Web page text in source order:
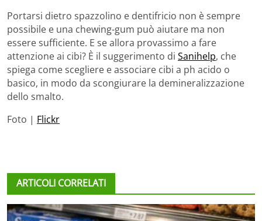
Portarsi dietro spazzolino e dentifricio non è sempre
possibile e una chewing-gum può aiutare ma non
essere sufficiente. E se allora provassimo a fare
attenzione ai cibi? È il suggerimento di Sanihelp, che
spiega come scegliere e associare cibi a ph acido o
basico, in modo da scongiurare la demineralizzazione
dello smalto.
Foto | Flickr
ARTICOLI CORRELATI